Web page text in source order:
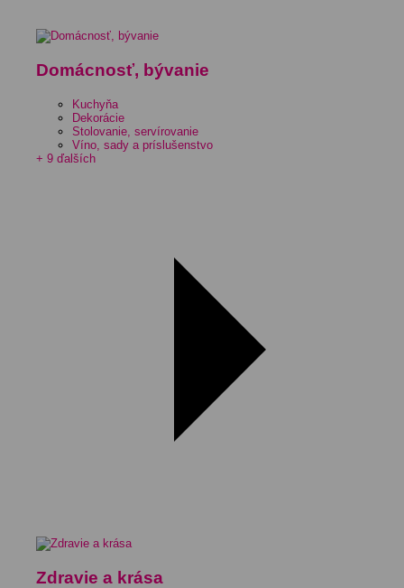
Domácnosť, bývanie
Kuchyňa
Dekorácie
Stolovanie, servírovanie
Víno, sady a príslušenstvo
+ 9 ďalších
Zdravie a krása